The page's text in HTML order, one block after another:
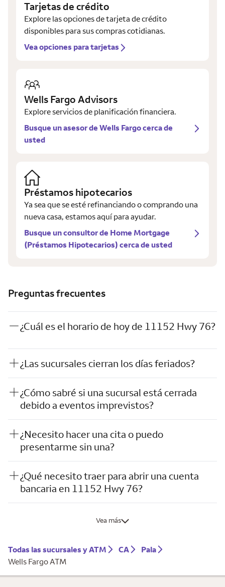
Tarjetas de crédito
Explore las opciones de tarjeta de crédito
disponibles para sus compras cotidianas.
Vea opciones para tarjetas
Wells Fargo Advisors
Explore servicios de planificación financiera.
Busque un asesor de Wells Fargo cerca de
usted
Préstamos hipotecarios
Ya sea que se esté refinanciando o comprando una
nueva casa, estamos aquí para ayudar.
Busque un consultor de Home Mortgage
(Préstamos Hipotecarios) cerca de usted
Preguntas frecuentes
¿Cuál es el horario de hoy de 11152 Hwy 76?
¿Las sucursales cierran los días feriados?
¿Cómo sabré si una sucursal está cerrada
debido a eventos imprevistos?
¿Necesito hacer una cita o puedo
presentarme sin una?
¿Qué necesito traer para abrir una cuenta
bancaria en 11152 Hwy 76?
Vea más
Todas las sucursales y ATM CA
Pala
Wells Fargo ATM